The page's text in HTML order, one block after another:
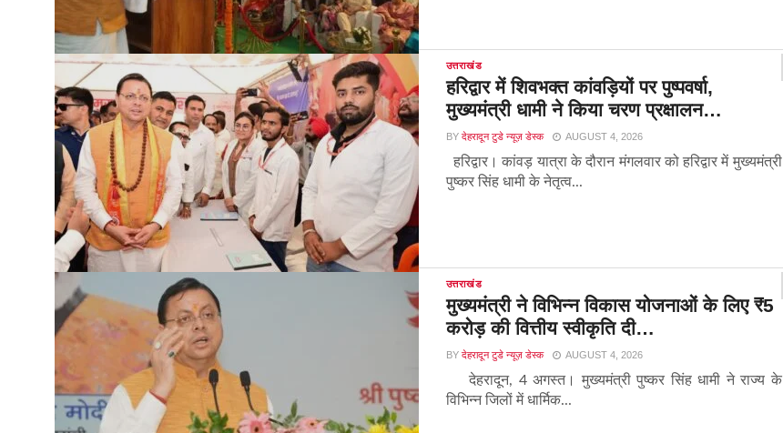
उत्तराखंड
हरिद्वार में शिवभक्त कांवड़ियों पर पुष्पवर्षा,
मुख्यमंत्री धामी ने किया चरण प्रक्षालन…
BY देहरादून टुडे न्यूज़ डेस्क AUGUST 4, 2026
हरिद्वार। कांवड़ यात्रा के दौरान मंगलवार को हरिद्वार में मुख्यमंत्री
पुष्कर सिंह धामी के नेतृत्व...
उत्तराखंड
मुख्यमंत्री ने विभिन्न विकास योजनाओं के लिए ₹5
करोड़ की वित्तीय स्वीकृति दी…
BY देहरादून टुडे न्यूज़ डेस्क AUGUST 4, 2026
देहरादून, 4 अगस्त। मुख्यमंत्री पुष्कर सिंह धामी ने राज्य के
विभिन्न जिलों में धार्मिक...